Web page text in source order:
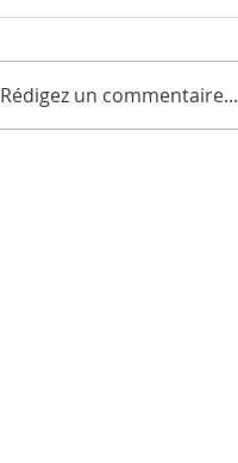
Rédigez un commentaire...